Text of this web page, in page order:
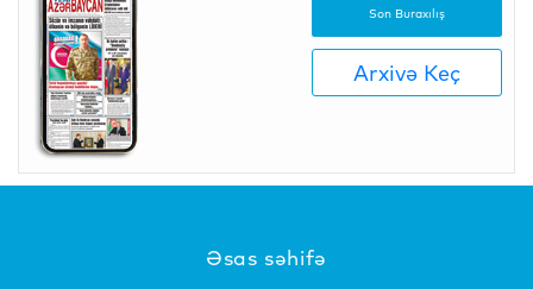
Son Buraxılış
Arxivə Keç
Əsas səhifə